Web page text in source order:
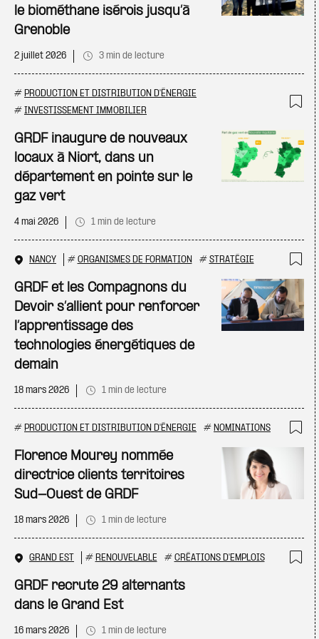
le biométhane isérois jusqu’à
Grenoble
2 juillet 2026 3 min de lecture
# PRODUCTION ET DISTRIBUTION D'ÉNERGIE
# INVESTISSEMENT IMMOBILIER
GRDF inaugure de nouveaux
locaux à Niort, dans un
département en pointe sur le
gaz vert
4 mai 2026 1 min de lecture
NANCY # ORGANISMES DE FORMATION # STRATÉGIE
GRDF et les Compagnons du
Devoir s’allient pour renforcer
l’apprentissage des
technologies énergétiques de
demain
18 mars 2026 1 min de lecture
# PRODUCTION ET DISTRIBUTION D'ÉNERGIE # NOMINATIONS
Florence Mourey nommée
directrice clients territoires
Sud-Ouest de GRDF
18 mars 2026 1 min de lecture
GRAND EST # RENOUVELABLE # CRÉATIONS D'EMPLOIS
GRDF recrute 29 alternants
dans le Grand Est
16 mars 2026 1 min de lecture